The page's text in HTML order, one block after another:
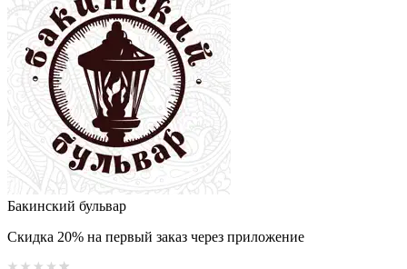
Бакинский бульвар
Скидка 20% на первый заказ через приложение